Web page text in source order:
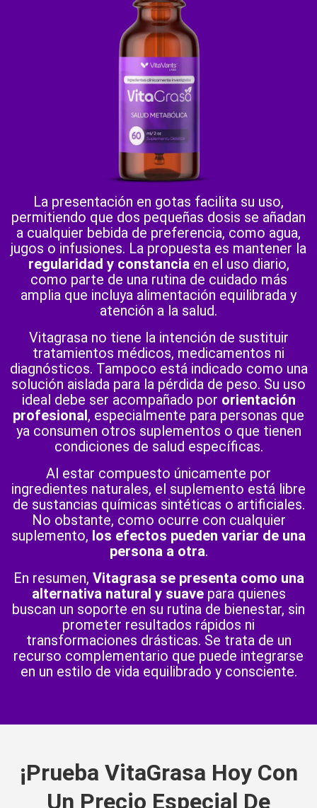
La presentación en gotas facilita su uso,
permitiendo que dos pequeñas dosis se añadan
a cualquier bebida de preferencia, como agua,
jugos o infusiones. La propuesta es mantener la
regularidad y constancia en el uso diario,
como parte de una rutina de cuidado más
amplia que incluya alimentación equilibrada y
atención a la salud.
Vitagrasa no tiene la intención de sustituir
tratamientos médicos, medicamentos ni
diagnósticos. Tampoco está indicado como una
solución aislada para la pérdida de peso. Su uso
ideal debe ser acompañado por orientación
profesional, especialmente para personas que
ya consumen otros suplementos o que tienen
condiciones de salud específicas.
Al estar compuesto únicamente por
ingredientes naturales, el suplemento está libre
de sustancias químicas sintéticas o artificiales.
No obstante, como ocurre con cualquier
suplemento, los efectos pueden variar de una
persona a otra.
En resumen, Vitagrasa se presenta como una
alternativa natural y suavepara quienes
buscan un soporte en su rutina de bienestar, sin
prometer resultados rápidos ni
transformaciones drásticas. Se trata de un
recurso complementario que puede integrarse
en un estilo de vida equilibrado y consciente.
¡Prueba VitaGrasa Hoy Con
Un Precio Especial De